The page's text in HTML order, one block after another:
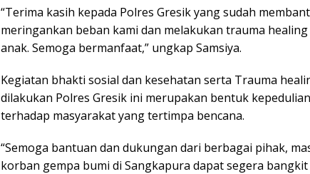
“Terima kasih kepada Polres Gresik yang sudah
meringankan beban kami dan melakukan trauma
anak. Semoga bermanfaat,” ungkap Samsiya.
Kegiatan bhakti sosial dan kesehatan serta Trauma
dilakukan Polres Gresik ini merupakan bentuk
terhadap masyarakat yang tertimpa bencana.
“Semoga bantuan dan dukungan dari berbagai pihak,
korban gempa bumi di Sangkapura dapat segera